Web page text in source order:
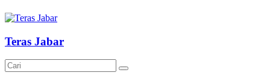
Pemurtadan
Barat Siap Pecahkan Rekor MURI Lewat Festival Tunas
Teras Jabar